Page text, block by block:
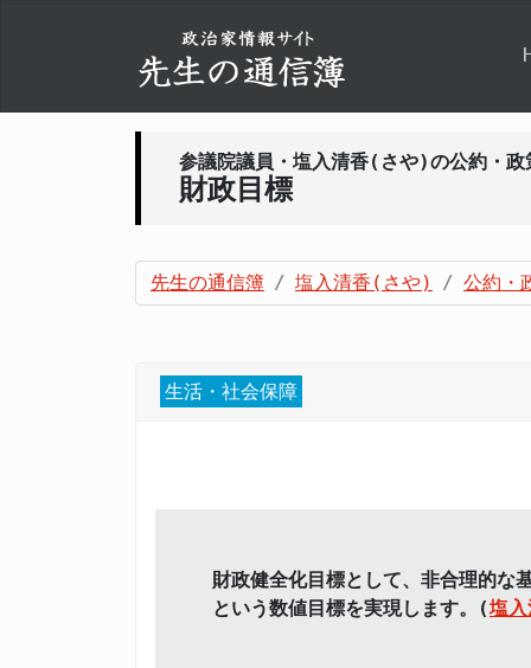
参議院議員・塩入清香(さや)の公約・政
財政目標
先生の通信簿 塩入清香(さや) 公約・
生活・社会保障
財政健全化目標として、非合理的な
という数値目標を実現します。(塩